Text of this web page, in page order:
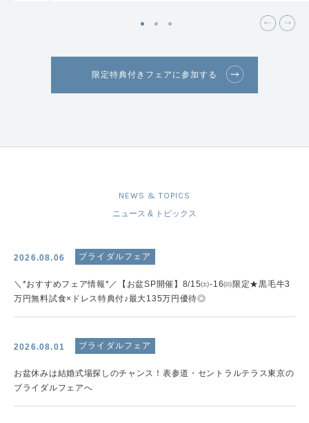
限定特典付きフェアに参加する
NEWS & TOPICS
ニュース & トピックス
2026.08.06 ブライダルフェア
＼*おすすめフェア情報*／【お盆SP開催】8/15㈯-16㈰限定★黒毛牛3
万円無料試食×ドレス特典付♪最大135万円優待◎
2026.08.01 ブライダルフェア
お盆休みは結婚式場探しのチャンス！表参道・セントラルテラス東京の
ブライダルフェアへ